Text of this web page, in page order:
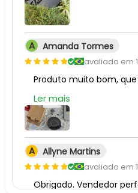
A Amanda Tormes
avaliado em
Ler mais
A Allyne Martins
avaliado em
Obrigado. Vendedor